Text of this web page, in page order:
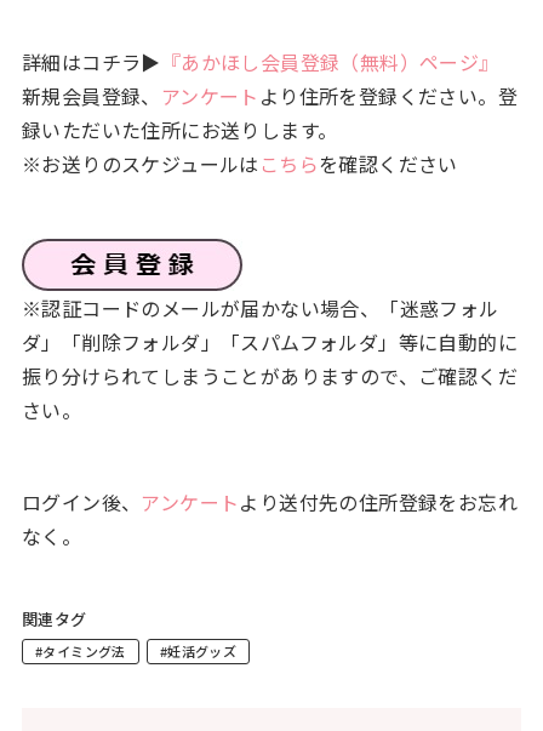
詳細はコチラ▶ 『あかほし会員登録（無料）ページ』
新規会員登録、 アンケート より住所を登録ください。登
録いただいた住所にお送りします。
※お送りのスケジュールは こちらを確認ください
※認証コードのメールが届かない場合、「迷惑フォル
ダ」「削除フォルダ」「スパムフォルダ」等に自動的に
振り分けられてしまうことがありますので、ご確認くだ
さい。
ログイン後、 アンケートより送付先の住所登録をお忘れ
なく。
関連タグ
#タイミング法 #妊活グッズ